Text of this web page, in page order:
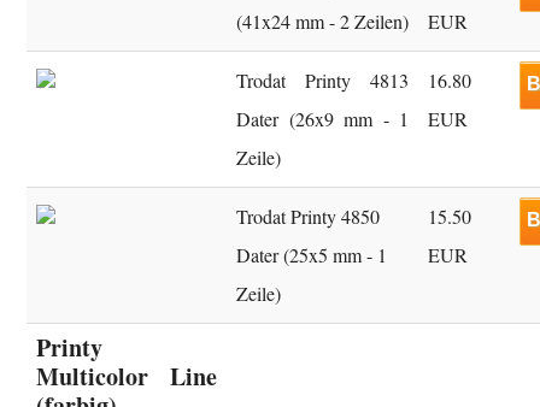
(41x24 mm - 2 Zeilen)
EUR
Trodat Printy 4813
Dater (26x9 mm - 1
Zeile)
16.80
EUR
Trodat Printy 4850
Dater (25x5 mm - 1
Zeile)
15.50
EUR
Printy
Multicolor Line